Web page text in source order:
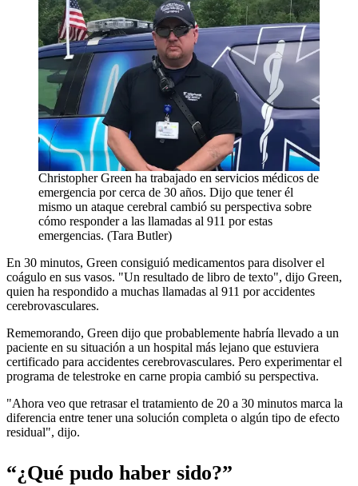
Christopher Green ha trabajado en servicios médicos de
emergencia por cerca de 30 años. Dijo que tener él
mismo un ataque cerebral cambió su perspectiva sobre
cómo responder a las llamadas al 911 por estas
emergencias. (Tara Butler)
En 30 minutos, Green consiguió medicamentos para disolver el
coágulo en sus vasos. "Un resultado de libro de texto", dijo Green,
quien ha respondido a muchas llamadas al 911 por accidentes
cerebrovasculares.
Rememorando, Green dijo que probablemente habría llevado a un
paciente en su situación a un hospital más lejano que estuviera
certificado para accidentes cerebrovasculares. Pero experimentar el
programa de telestroke en carne propia cambió su perspectiva.
"Ahora veo que retrasar el tratamiento de 20 a 30 minutos marca la
diferencia entre tener una solución completa o algún tipo de efecto
residual", dijo.
“¿Qué pudo haber sido?”